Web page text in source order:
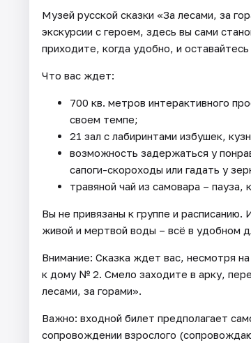
Музей русской сказки «За лесами, за
экскурсии с героем, здесь вы сами
приходите, когда удобно, и
Что вас ждет:
700 кв. метров интерактивного
своем темпе;
21 зал с лабиринтами избушек,
возможность задержаться у
сапоги-скороходы или гадать у
травяной чай из самовара –
Вы не привязаны к группе и
живой и мертвой воды – всё в удобном
Внимание: Сказка ждет вас, несмотря
к дому № 2. Смело заходите в арку,
лесами, за горами».
Важно: входной билет предполагает
сопровождении взрослого